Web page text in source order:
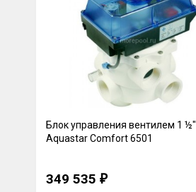
Блок управления вентилем 1 ½"
Aquastar Comfort 6501
349 535 ₽